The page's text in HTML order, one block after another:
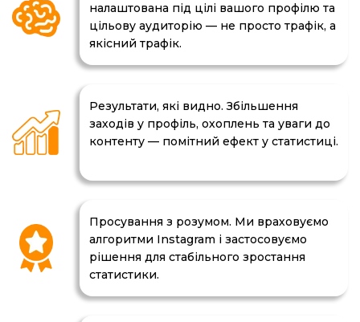
налаштована під цілі вашого профілю та
цільову аудиторію — не просто трафік, а
якісний трафік.
Результати, які видно. Збільшення
заходів у профіль, охоплень та уваги до
контенту — помітний ефект у статистиці.
Просування з розумом. Ми враховуємо
алгоритми Instagram і застосовуємо
рішення для стабільного зростання
статистики.